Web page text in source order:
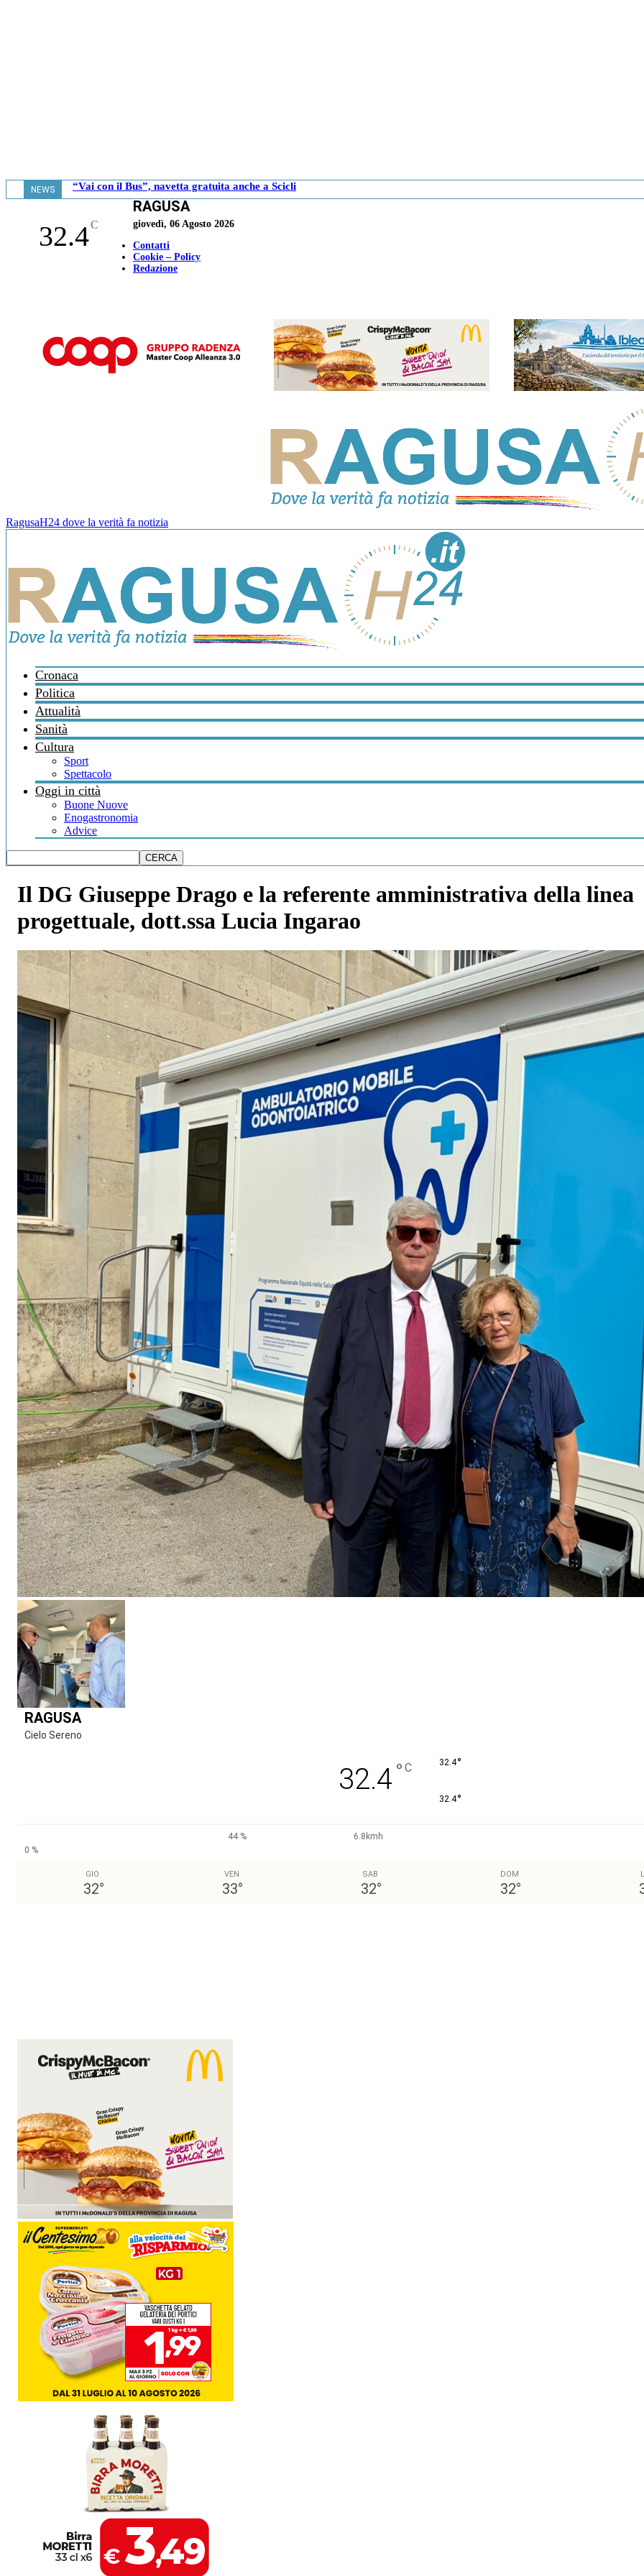
NEWS “Vai con il Bus”, navetta gratuita anche a Scicli
32.4C
RAGUSA
giovedì, 06 Agosto 2026
Contatti
Cookie – Policy
Redazione
RagusaH24 dove la verità fa notizia
Cronaca
Politica
Attualità
Sanità
Cultura
Sport
Spettacolo
Oggi in città
Buone Nuove
Enogastronomia
Advice
Il DG Giuseppe Drago e la referente amministrativa della linea
progettuale, dott.ssa Lucia Ingarao
RAGUSA
Cielo Sereno
32.4 ° C 32.4°
32.4°
44 %
6.8kmh
0 %
GIO
32°
VEN
33°
SAB
32°
DOM
32°